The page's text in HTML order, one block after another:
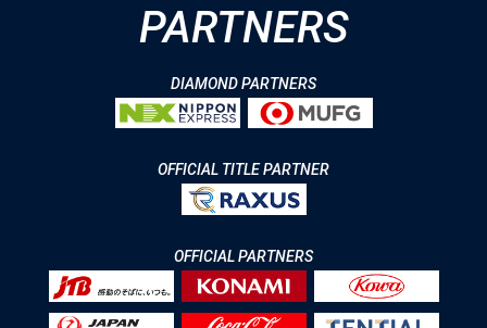
PARTNERS
DIAMOND PARTNERS
OFFICIAL TITLE PARTNER
OFFICIAL PARTNERS